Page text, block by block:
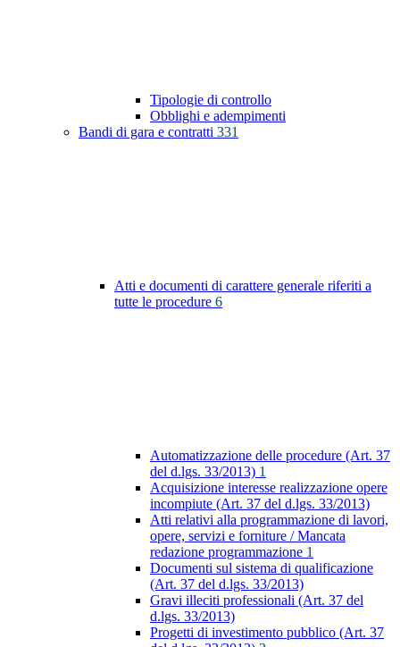
Tipologie di controllo
Obblighi e adempimenti
Bandi di gara e contratti 331
Atti e documenti di carattere generale riferiti a
tutte le procedure 6
Automatizzazione delle procedure (Art. 37
del d.lgs. 33/2013) 1
Acquisizione interesse realizzazione opere
incompiute (Art. 37 del d.lgs. 33/2013)
Atti relativi alla programmazione di lavori,
opere, servizi e forniture / Mancata
redazione programmazione 1
Documenti sul sistema di qualificazione
(Art. 37 del d.lgs. 33/2013)
Gravi illeciti professionali (Art. 37 del
d.lgs. 33/2013)
Progetti di investimento pubblico (Art. 37